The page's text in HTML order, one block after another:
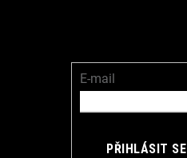
E-mail
PŘIHLÁSIT SE